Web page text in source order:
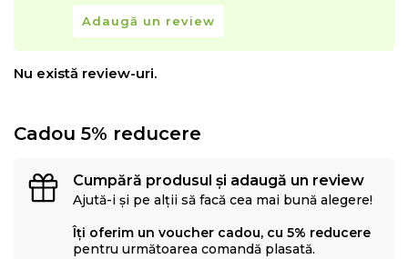
a oferi relaxarea totala a muschilor in timpul somnului.
Adaugă un review
Nu există review-uri.
Cadou 5% reducere
Cumpără produsul și adaugă un review
Ajută-i și pe alții să facă cea mai bună alegere!
Îți oferim un voucher cadou, cu 5% reducere
pentru următoarea comandă plasată.